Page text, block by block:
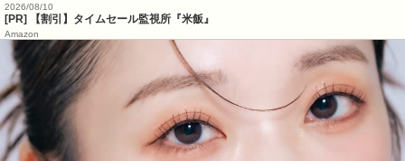
2026/08/10
[PR] 【割引】タイムセール監視所『米飯』
Amazon